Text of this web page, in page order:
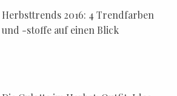
Herbsttrends 2016: 4 Trendfarben
und -stoffe auf einen Blick